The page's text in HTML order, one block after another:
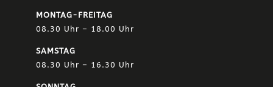
MONTAG-FREITAG
08.30 Uhr – 18.00 Uhr
SAMSTAG
08.30 Uhr – 16.30 Uhr